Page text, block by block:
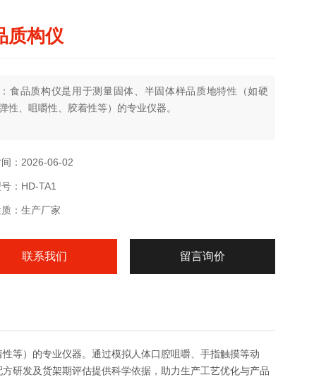
质构仪
食品质构仪是用于测量固体、半固体样品质地特性（如硬
性、咀嚼性、胶着性等）的专业仪器。
：2026-06-02
：HD-TA1
：生产厂家
联系我们 留言询价
等）的专业仪器。通过模拟人体口腔咀嚼、手指触摸等动
研发及货架期评估提供科学依据，助力生产工艺优化与产品